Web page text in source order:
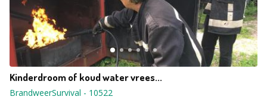
Kinderdroom of koud water vrees...
BrandweerSurvival - 10522